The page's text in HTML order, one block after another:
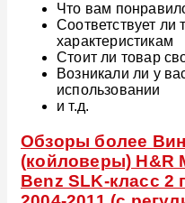
Что вам
Соответствует
характеристикам
Стоит ли товар
Возникали ли у
использовании
и т.д.
Обзоры более
(койловеры) H&R
Benz SLK-класс 2